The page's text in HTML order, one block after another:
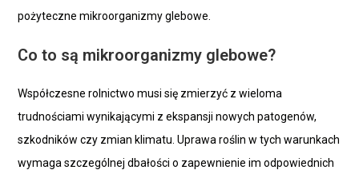
pożyteczne mikroorganizmy glebowe.
Co to są mikroorganizmy glebowe?
Współczesne rolnictwo musi się zmierzyć z wieloma
trudnościami wynikającymi z ekspansji nowych patogenów,
szkodników czy zmian klimatu. Uprawa roślin w tych warunkach
wymaga szczególnej dbałości o zapewnienie im odpowiednich